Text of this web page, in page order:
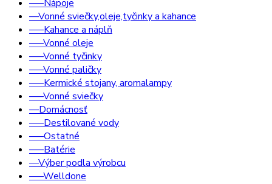
–––Nápoje
––Vonné sviečky,oleje,tyčinky a kahance
–––Kahance a náplň
–––Vonné oleje
–––Vonné tyčinky
–––Vonné paličky
–––Kermické stojany, aromalampy
–––Vonné sviečky
––Domácnosť
–––Destilované vody
–––Ostatné
–––Batérie
––Výber podla výrobcu
–––Welldone